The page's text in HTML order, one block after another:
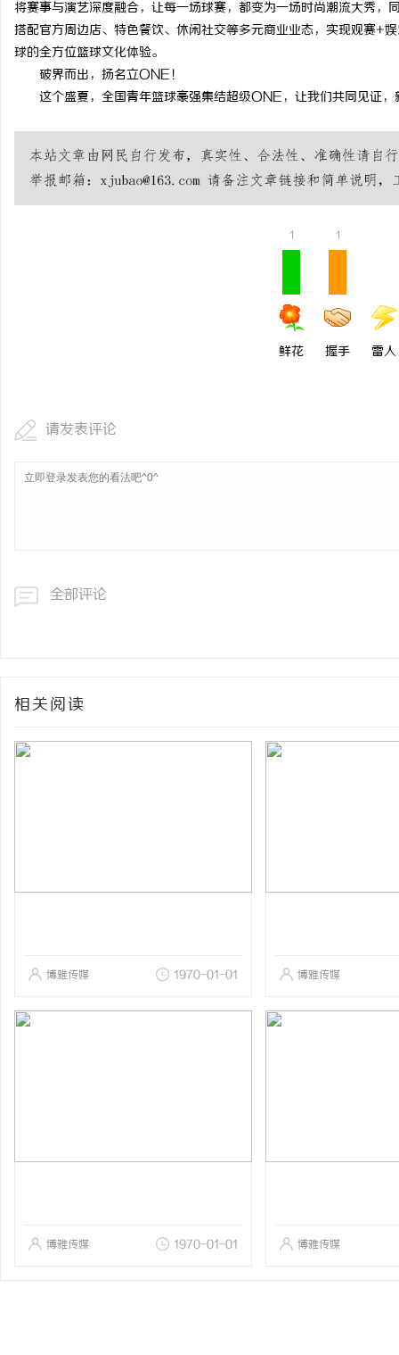
将赛事与演艺深度融合，让每一场球赛，都变为一场时尚潮流大秀
搭配官方周边店、特色餐饮、休闲社交等多元商业业态，实现观赛+
球的全方位篮球文化体验。
破界而出，扬名立ONE！
这个盛夏，全国青年篮球豪强集结超级ONE，让我们共同见证
1
鲜花
1
握手 雷人
请发表评论
全部评论
相关阅读
博雅传媒 1970-01-01 博雅传媒
博雅传媒 1970-01-01 博雅传媒